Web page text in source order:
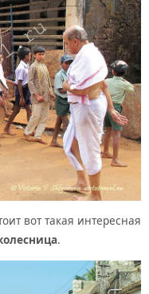
вот такая интересная
.